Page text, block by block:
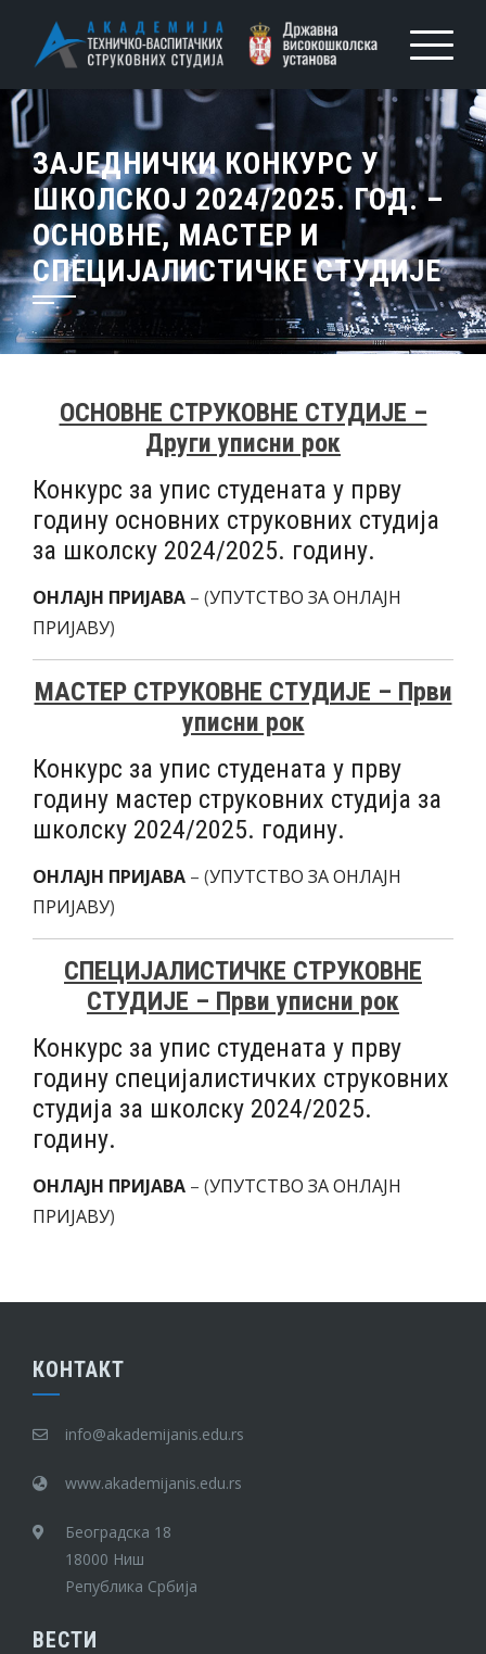
ЗАЈЕДНИЧКИ КОНКУРС У
ШКОЛСКОЈ 2024/2025. ГОД. –
ОСНОВНЕ, МАСТЕР И
СПЕЦИЈАЛИСТИЧКЕ СТУДИЈЕ
ОСНОВНЕ СТРУКОВНЕ СТУДИЈЕ –
Други уписни рок
Конкурс за упис студената у прву
годину основних струковних студија
за школску 2024/2025. годину.
ОНЛАЈН ПРИЈАВА – (УПУТСТВО ЗА ОНЛАЈН
ПРИЈАВУ)
МАСТЕР СТРУКОВНЕ СТУДИЈЕ – Први
уписни рок
Конкурс за упис студената у прву
годину мастер струковних студија за
школску 2024/2025. годину.
ОНЛАЈН ПРИЈАВА – (УПУТСТВО ЗА ОНЛАЈН
ПРИЈАВУ)
СПЕЦИЈАЛИСТИЧКЕ СТРУКОВНЕ
СТУДИЈЕ – Први уписни рок
Конкурс за упис студената у прву
годину специјалистичких струковних
студија за школску 2024/2025.
годину.
ОНЛАЈН ПРИЈАВА – (УПУТСТВО ЗА ОНЛАЈН
ПРИЈАВУ)
КОНТАКТ
info@akademijanis.edu.rs
www.akademijanis.edu.rs
Београдска 18
18000 Ниш
Република Србија
ВЕСТИ